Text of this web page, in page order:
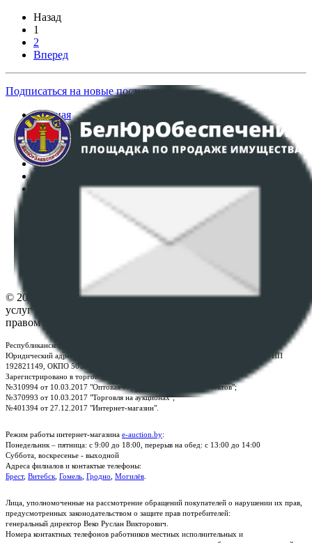
Назад
1
2
Вперед
Подписаться на новые поступления
Главная
Аукционы
Интернет-магазин
Регламент организации и проведения торгов
Политика в отношении обработки персональных
ПОЛОЖЕНИЕ О ПОЛИТИКЕ ОБРАБОТКИ COOKIE-
Настройки cookie-файлов
© 2026 Республиканское унитарное предприятие по оказанию
услуг "БелЮрОбеспечение" - Все права защищены авторским
правом
Республиканское унитарное предприятие по оказанию услуг "БелЮрОбеспечение"
Юридический адрес: г. Минск, пр-т. Дзержинского, 1Б, e-mail:
, УНП
192821149, ОКПО 500111895000
Зарегистрировано в торговом реестре Республики Беларусь:
№310994 от 10.03.2017 "Оптовая торговля без торговых объектов";
№370993 от 10.03.2017 "Торговля на аукционах";
№401394 от 27.12.2017 "Интернет-магазин".
Режим работы интернет-магазина e-auction.by:
Понедельник – пятница: с 9:00 до 18:00, перерыв на обед: с 13:00 до 14:00
Суббота, воскресенье - выходной
Адреса филиалов и контактые телефоны:
Брест, Витебск Гомель Гродно Могилёв
Лица, уполномоченные на рассмотрение обращений покупателей о нарушении их прав,
предусмотренных законодательством о защите прав потребителей:
генеральный директор Веко Руслан Викторович.
Номера контактных телефонов работников местных исполнительных и